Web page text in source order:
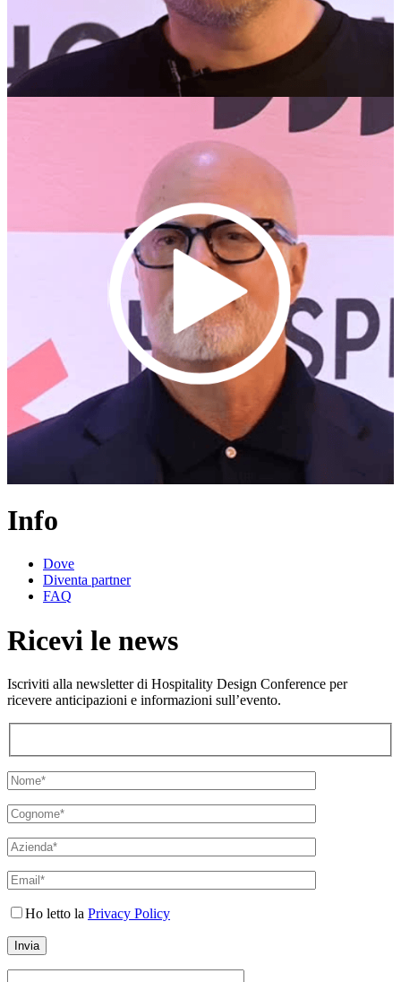
Info
Dove
Diventa partner
FAQ
Ricevi le news
Iscriviti alla newsletter di Hospitality Design Conference per
ricevere anticipazioni e informazioni sull’evento.
Ho letto la Privacy Policy